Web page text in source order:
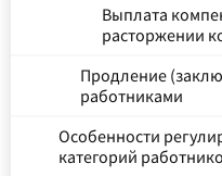
Выплата
расторжении
Продление
работниками
Особенности
категорий